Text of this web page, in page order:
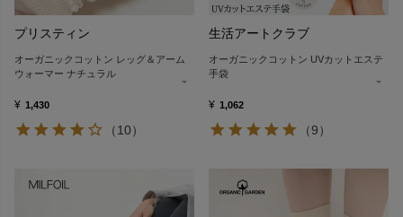
プリスティン
オーガニックコットン レッグ＆アーム
ウォーマー ナチュラル
¥ 1,430
（10）
生活アートクラブ
オーガニックコットン UVカットエステ
手袋
¥ 1,062
（9）